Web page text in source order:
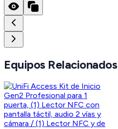
Equipos Relacionados